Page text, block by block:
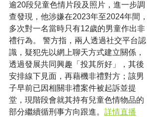
逾20段兒童色情片段及照片，進一步調
查發現，他涉嫌在2023年至2024年間，
多次對一名當時只有12歲的男童作出非
禮行為。 警方指，兩人透過社交平台認
識，疑犯先以網上聊天方式建立關係，
透過發展共同興趣「投其所好」，其後
安排線下見面，再藉機非禮對方；該男
子早前已因相關非禮案件被起訴並提
堂，現階段會就其持有兒童色情物品的
部分繼續循刑事方向跟進。 詳情直播